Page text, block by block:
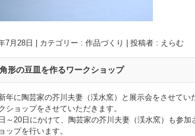
7月28日 カテゴリー : 作品づくり 投稿者 : えらむ
形の豆皿を作るワークショップ
年に陶芸家の芥川夫妻（渓水窯）と展示会をさせて
ショップをさせていただきます。
～20日にかけて、陶芸家の芥川夫妻（渓水窯）も参
ップを行います。